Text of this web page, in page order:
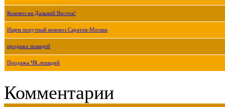
Коневоз на Дальний Восток!
Ищем попутный коневоз Саратов-Москва
продажа лошадей
Продажа ЧК лошадей
Комментарии